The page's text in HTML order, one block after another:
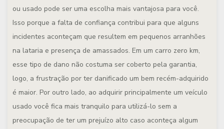
ou usado pode ser uma escolha mais vantajosa para você.
Isso porque a falta de confiança contribui para que alguns
incidentes aconteçam que resultem em pequenos arranhões
na lataria e presença de amassados. Em um carro zero km,
esse tipo de dano não costuma ser coberto pela garantia,
logo, a frustração por ter danificado um bem recém-adquirido
é maior. Por outro lado, ao adquirir principalmente um veículo
usado você fica mais tranquilo para utilizá-lo sem a
preocupação de ter um prejuízo alto caso aconteça algum